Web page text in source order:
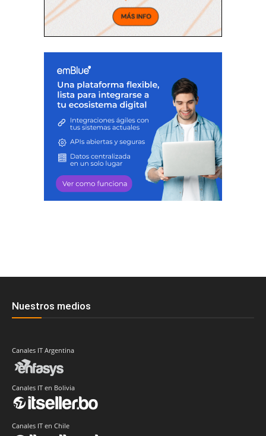
Nuestros medios
Canales IT Argentina
Canales IT en Bolivia
Canales IT en Chile